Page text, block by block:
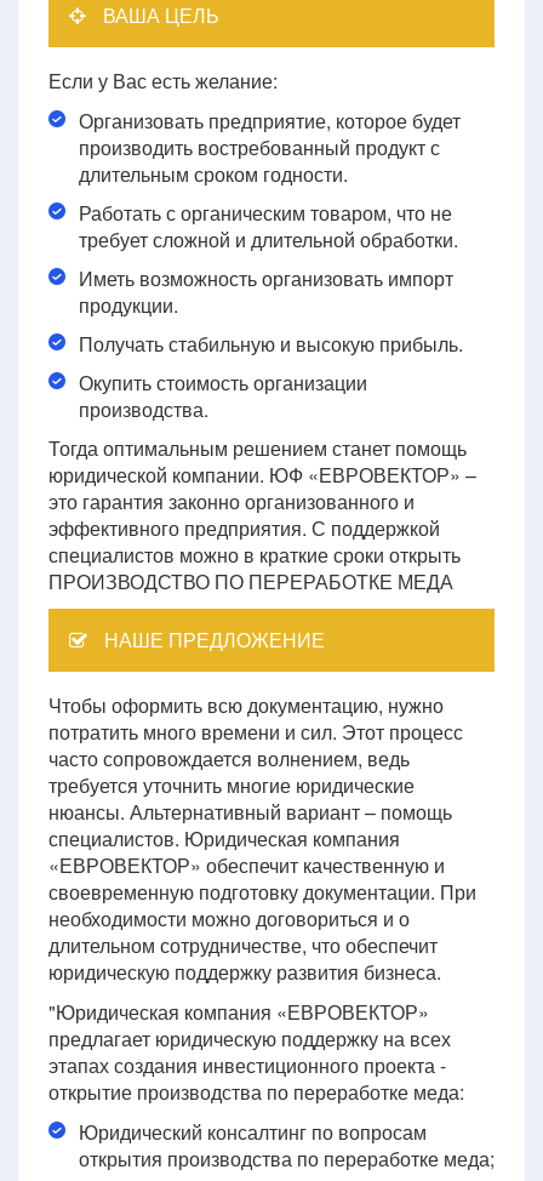
ВАША ЦЕЛЬ
Если у Вас есть желание:
Организовать предприятие, которое будет
производить востребованный продукт с
длительным сроком годности.
Работать с органическим товаром, что не
требует сложной и длительной обработки.
Иметь возможность организовать импорт
продукции.
Получать стабильную и высокую прибыль.
Окупить стоимость организации
производства.
Тогда оптимальным решением станет помощь
юридической компании. ЮФ «ЕВРОВЕКТОР» –
это гарантия законно организованного и
эффективного предприятия. С поддержкой
специалистов можно в краткие сроки открыть
ПРОИЗВОДСТВО ПО ПЕРЕРАБОТКЕ МЕДА
НАШЕ ПРЕДЛОЖЕНИЕ
Чтобы оформить всю документацию, нужно
потратить много времени и сил. Этот процесс
часто сопровождается волнением, ведь
требуется уточнить многие юридические
нюансы. Альтернативный вариант – помощь
специалистов. Юридическая компания
«ЕВРОВЕКТОР» обеспечит качественную и
своевременную подготовку документации. При
необходимости можно договориться и о
длительном сотрудничестве, что обеспечит
юридическую поддержку развития бизнеса.
"Юридическая компания «ЕВРОВЕКТОР»
предлагает юридическую поддержку на всех
этапах создания инвестиционного проекта -
открытие производства по переработке меда:
Юридический консалтинг по вопросам
открытия производства по переработке меда;